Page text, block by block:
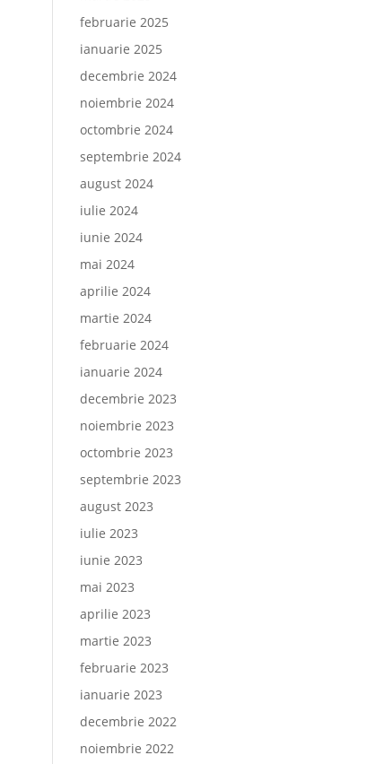
februarie 2025
ianuarie 2025
decembrie 2024
noiembrie 2024
octombrie 2024
septembrie 2024
august 2024
iulie 2024
iunie 2024
mai 2024
aprilie 2024
martie 2024
februarie 2024
ianuarie 2024
decembrie 2023
noiembrie 2023
octombrie 2023
septembrie 2023
august 2023
iulie 2023
iunie 2023
mai 2023
aprilie 2023
martie 2023
februarie 2023
ianuarie 2023
decembrie 2022
noiembrie 2022